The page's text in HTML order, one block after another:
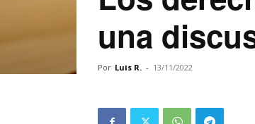
una
Por Luis R. - 13/11/2022